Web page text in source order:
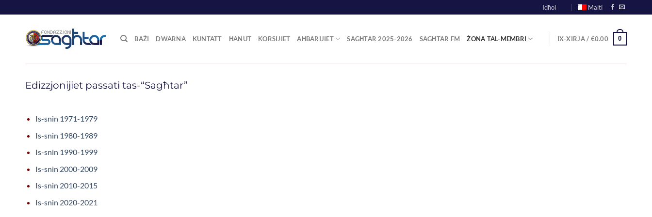
to
Idħol Malti
BAŻI DWARNA KUNTATT ĦANUT KORSIJIET AĦBARIJIET SAGĦTAR 2025-2026 SAGĦTAR FM ŻONA TAL-MEMBRI IX-XIRJA / €0.00 0
Edizzjonijiet passati tas-“Sagħtar”
Is-snin 1971-1979
Is-snin 1980-1989
Is-snin 1990-1999
Is-snin 2000-2009
Is-snin 2010-2015
Is-snin 2020-2021